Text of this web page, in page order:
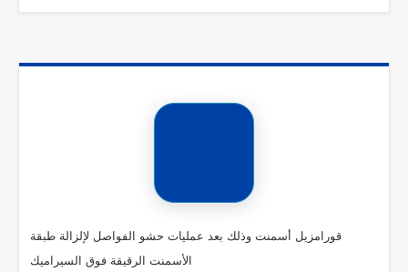
قورامزيل أسمنت وذلك بعد عمليات حشو الفواصل لإلزالة طبقة
الأسمنت الرقيقة فوق السيراميك
Head Office:
info@kouratol.com
Paints to Protect Iron from Rust
Epoxy Paints
Contact